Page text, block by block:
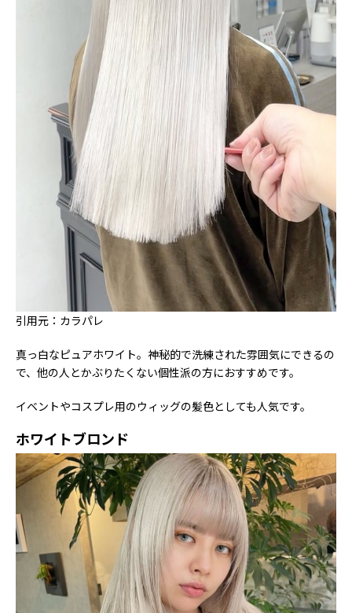
引用元：カラパレ
真っ白なピュアホワイト。神秘的で洗練された雰囲気にできるの
で、他の人とかぶりたくない個性派の方におすすめです。
イベントやコスプレ用のウィッグの髪色としても人気です。
ホワイトブロンド